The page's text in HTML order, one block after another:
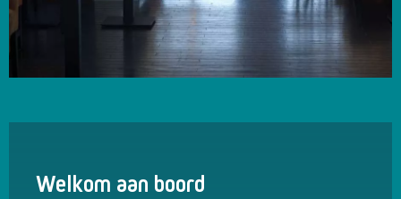
Welkom aan boord